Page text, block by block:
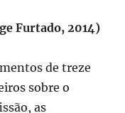
Furtado, 2014)
de treze
sobre o
as